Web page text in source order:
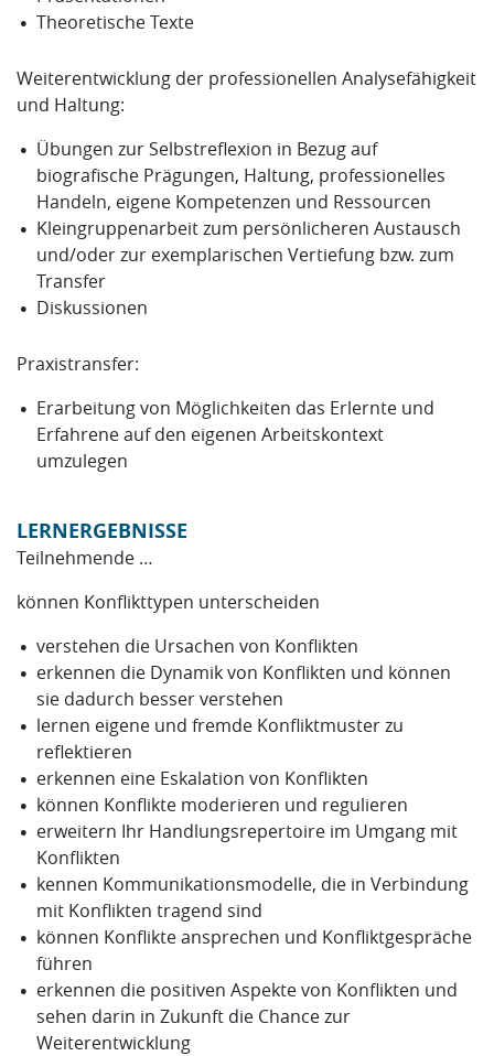
Theoretische Texte
Weiterentwicklung der professionellen Analysefähigkeit
und Haltung:
Übungen zur Selbstreflexion in Bezug auf
biografische Prägungen, Haltung, professionelles
Handeln, eigene Kompetenzen und Ressourcen
Kleingruppenarbeit zum persönlicheren Austausch
und/oder zur exemplarischen Vertiefung bzw. zum
Transfer
Diskussionen
Praxistransfer:
Erarbeitung von Möglichkeiten das Erlernte und
Erfahrene auf den eigenen Arbeitskontext
umzulegen
LERNERGEBNISSE
Teilnehmende …
können Konflikttypen unterscheiden
verstehen die Ursachen von Konflikten
erkennen die Dynamik von Konflikten und können
sie dadurch besser verstehen
lernen eigene und fremde Konfliktmuster zu
reflektieren
erkennen eine Eskalation von Konflikten
können Konflikte moderieren und regulieren
erweitern Ihr Handlungsrepertoire im Umgang mit
Konflikten
kennen Kommunikationsmodelle, die in Verbindung
mit Konflikten tragend sind
können Konflikte ansprechen und Konfliktgespräche
führen
erkennen die positiven Aspekte von Konflikten und
sehen darin in Zukunft die Chance zur
Weiterentwicklung